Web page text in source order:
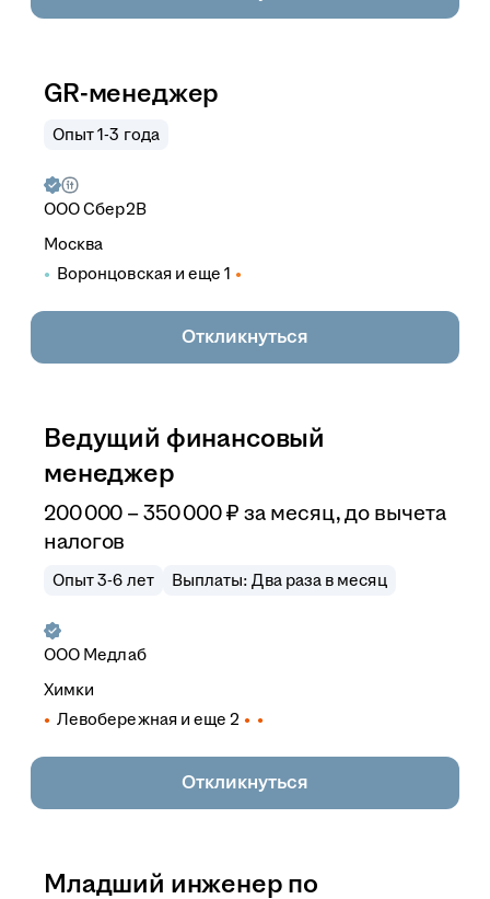
GR-менеджер
Опыт 1-3 года
ОООСбер2B
Москва
Воронцовская и еще 1
Откликнуться
Ведущий финансовый
менеджер
200 000 –350 000₽ за месяц,до вычета
налогов
Опыт 3-6 лет Выплаты: Два раза в месяц
ООО Медлаб
Химки
Левобережная и еще 2
Откликнуться
Младший инженер по